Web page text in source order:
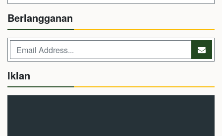
Berlangganan
Iklan